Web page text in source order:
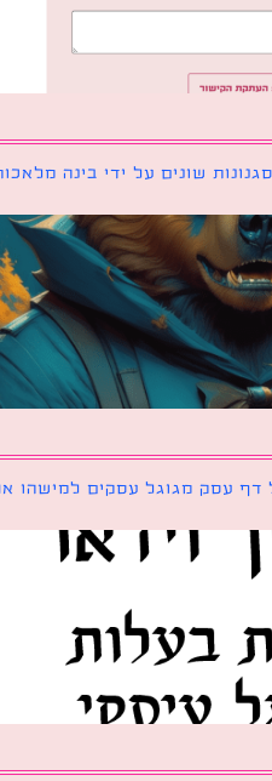
על ידי בינה מלאכותית
מגוגל עסקים למישהו אחר?